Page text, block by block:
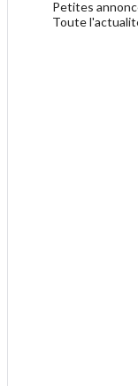
Petites
Toute